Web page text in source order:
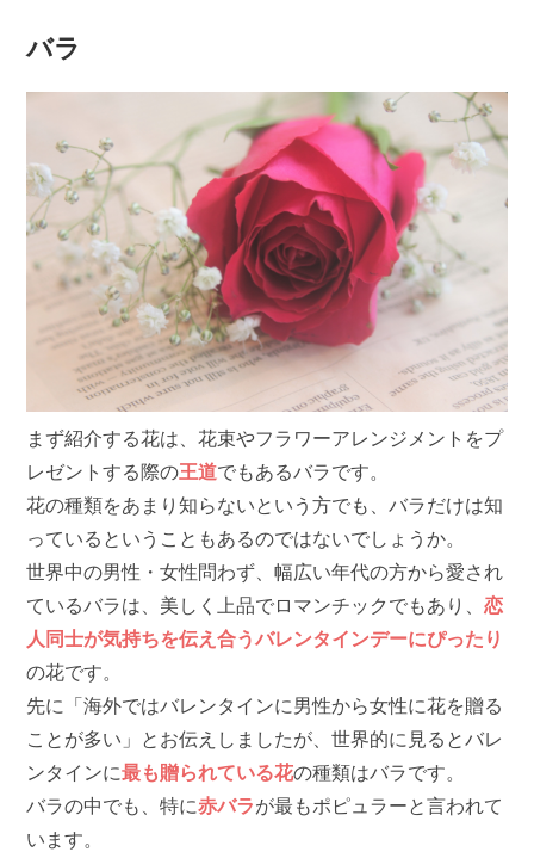
バラ
まず紹介する花は、花束やフラワーアレンジメントをプ
レゼントする際の王道でもあるバラです。
花の種類をあまり知らないという方でも、バラだけは知
っているということもあるのではないでしょうか。
世界中の男性・女性問わず、幅広い年代の方から愛され
ているバラは、美しく上品でロマンチックでもあり、恋
人同士が気持ちを伝え合うバレンタインデーにぴったり
の花です。
先に「海外ではバレンタインに男性から女性に花を贈る
ことが多い」とお伝えしましたが、世界的に見るとバレ
ンタインに最も贈られている花の種類はバラです。
バラの中でも、特に赤バラが最もポピュラーと言われて
います。